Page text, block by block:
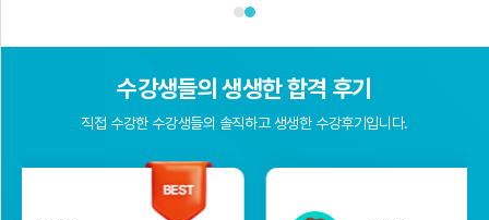
수강생들의 생생한 합격 후기
직접 수강한 수강생들의 솔직하고 생생한 수강후기입니다.